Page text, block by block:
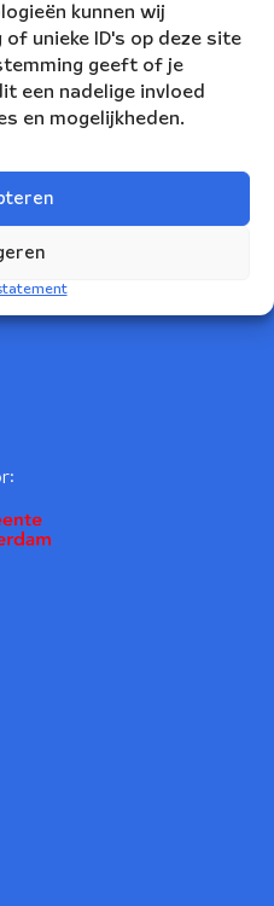
kunnen wij
unieke ID's op deze site
geeft of je
een nadelige invloed
en mogelijkheden.
Ensemble